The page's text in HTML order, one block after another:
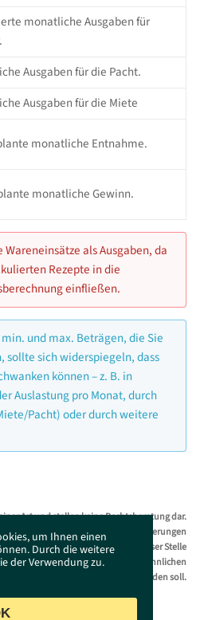
um Ihnen einen
Durch die weitere
der Verwendung zu.
monatliche Ausgaben für
Ausgaben für die Pacht.
Ausgaben für die Miete
monatliche Entnahme.
monatliche Gewinn.
Wareneinsätze als Ausgaben, da
Rezepte in die
einfließen.
und max. Beträgen, die Sie
sollte sich widerspiegeln, dass
können – z. B. in
Auslastung pro Monat, durch
Pacht) oder durch weitere
Art und stellen keine Rechtsberatung dar.
Anspruch auf Vollständigkeit. Änderungen
vorbehalten. Es wird an dieser Stelle
ausschließliche Verwendung der männlichen
verstanden werden soll.